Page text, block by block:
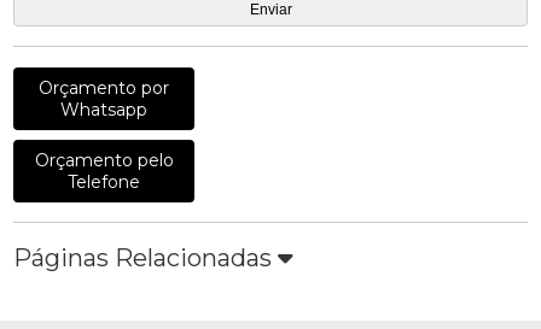
Orçamento por
Whatsapp
Orçamento pelo
Telefone
Páginas Relacionadas